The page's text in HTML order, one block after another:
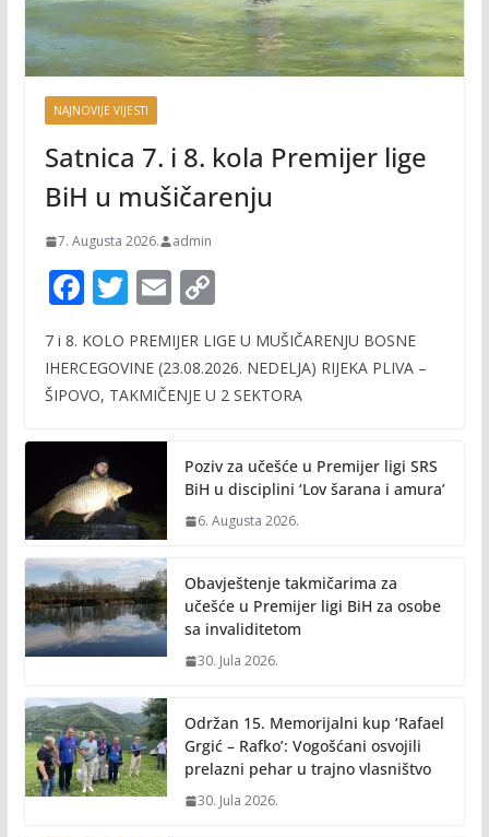
NAJNOVIJE VIJESTI
Satnica 7. i 8. kola Premijer lige
BiH u mušičarenju
7. Augusta 2026. admin
F
e
b
o
k
T
itt
er
E
ai
l
C
p
y
n
k
7 i 8. KOLO PREMIJER LIGE U MUŠIČARENJU BOSNE
IHERCEGOVINE (23.08.2026. NEDELJA) RIJEKA PLIVA –
ŠIPOVO, TAKMIČENJE U 2 SEKTORA
Poziv za učešće u Premijer ligi SRS
BiH u disciplini ‘Lov šarana i amura’
6. Augusta 2026.
Obavještenje takmičarima za
učešće u Premijer ligi BiH za osobe
sa invaliditetom
30. Jula 2026.
Održan 15. Memorijalni kup ‘Rafael
Grgić – Rafko’: Vogošćani osvojili
prelazni pehar u trajno vlasništvo
30. Jula 2026.